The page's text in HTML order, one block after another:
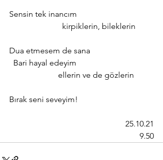
Sensin tek inancım
		      kirpiklerin, bileklerin
Dua etmesem de sana
  Bari hayal edeyim
		    ellerin ve de gözlerin
Bırak seni seveyim!
25.10.21
9.50